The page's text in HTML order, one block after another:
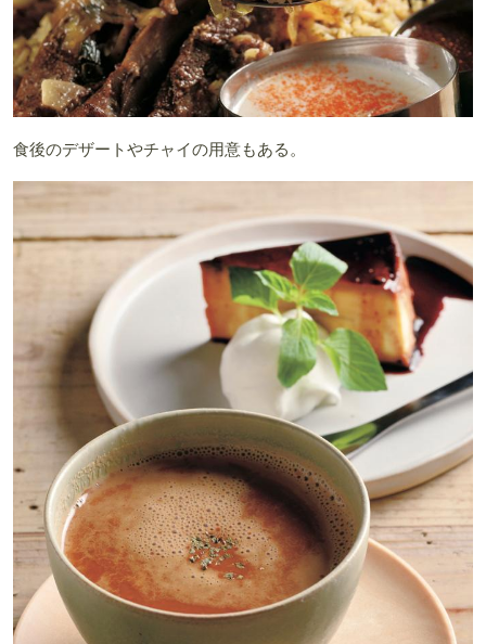
食後のデザートやチャイの用意もある。